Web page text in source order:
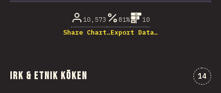
10,573 81%
10
Share Chart…Export Data…
Irk & Etnik Köken 14